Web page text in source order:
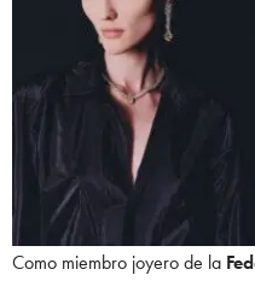
Como miembro joyero de la